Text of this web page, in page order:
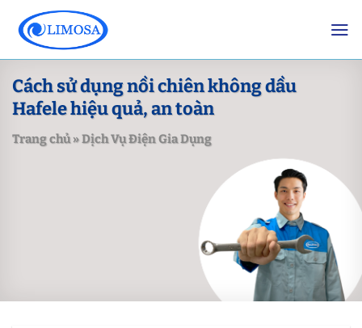
content
Cách sử dụng nồi chiên không dầu
Hafele hiệu quả, an toàn
Trang chủ»Dịch Vụ Điện Gia Dụng